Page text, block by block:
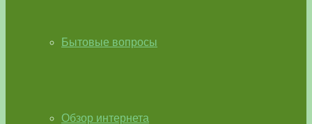
Бытовые вопросы
Обзор интернета